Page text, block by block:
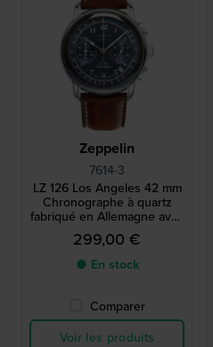
Zeppelin
7614-3
LZ 126 Los Angeles 42 mm
Chronographe à quartz
fabriqué en Allemagne avec
date
299,00 €
● En stock
Comparer
Voir les produits